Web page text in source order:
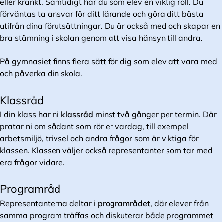
förväntas ta ansvar för ditt lärande och göra ditt bästa
utifrån dina förutsättningar. Du är också med och skapar en
bra stämning i skolan genom att visa hänsyn till andra.
På gymnasiet finns flera sätt för dig som elev att vara med
och påverka din skola.
Klassråd
I din klass har ni klassråd minst två gånger per termin. Där
pratar ni om sådant som rör er vardag, till exempel
arbetsmiljö, trivsel och andra frågor som är viktiga för
klassen. Klassen väljer också representanter som tar med
era frågor vidare.
Programråd
Representanterna deltar i programrådet, där elever från
samma program träffas och diskuterar både programmet